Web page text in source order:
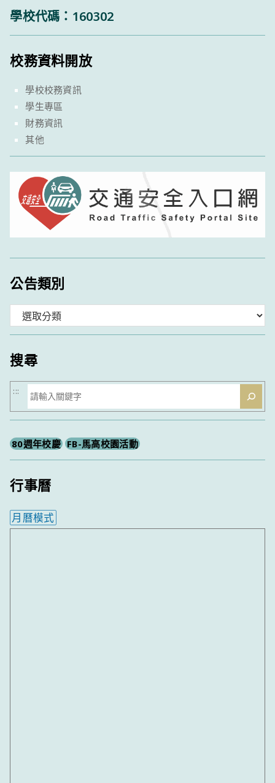
學校代碼：160302
校務資料開放
學校校務資訊
學生專區
財務資訊
其他
公告類別
類
搜尋
搜
尋
:::
80週年校慶 FB-馬高校園活動
行事曆
月曆模式